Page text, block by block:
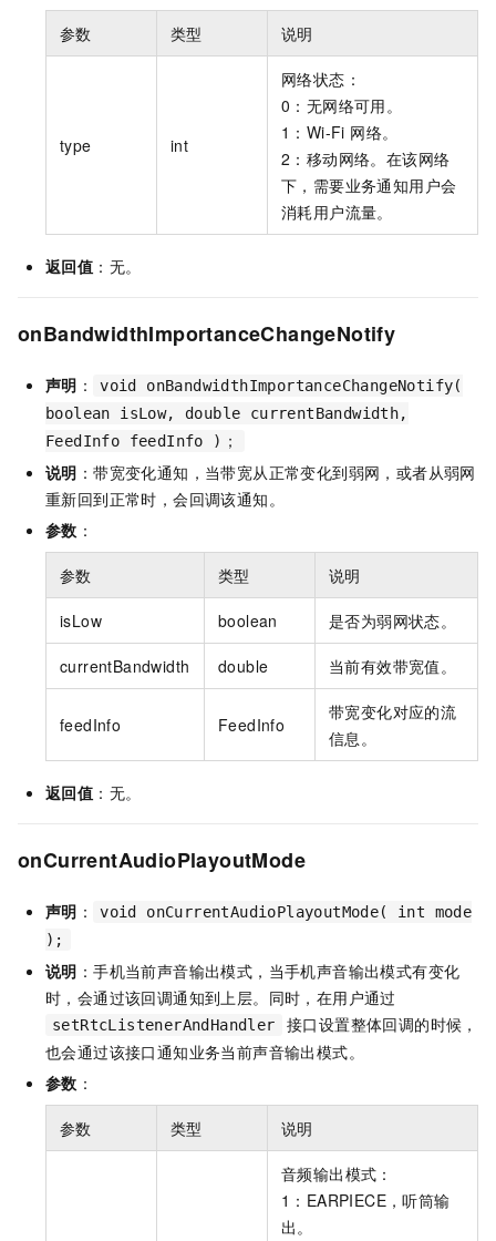
参数 类型 说明
type int
网络状态：
0：无网络可用。
1：Wi-Fi 网络。
2：移动网络。在该网络
下，需要业务通知用户会
消耗用户流量。
返回值 ：无。
onBandwidthImportanceChangeNotify
声明 ：
void onBandwidthImportanceChangeNotify(
boolean isLow, double currentBandwidth,
FeedInfo feedInfo )；
说明 ：带宽变化通知，当带宽从正常变化到弱网，或者从弱网
重新回到正常时，会回调该通知。
参数 ：
参数 类型 说明
isLow boolean 是否为弱网状态。
currentBandwidth double 当前有效带宽值。
feedInfo FeedInfo
带宽变化对应的流
信息。
返回值 ：无。
onCurrentAudioPlayoutMode
声明 ：
void onCurrentAudioPlayoutMode( int mode
);
说明 ：手机当前声音输出模式，当手机声音输出模式有变化
时，会通过该回调通知到上层。同时，在用户通过
setRtcListenerAndHandler
接口设置整体回调的时候，
也会通过该接口通知业务当前声音输出模式。
参数 ：
参数 类型 说明
音频输出模式：
1：EARPIECE，听筒输
出。